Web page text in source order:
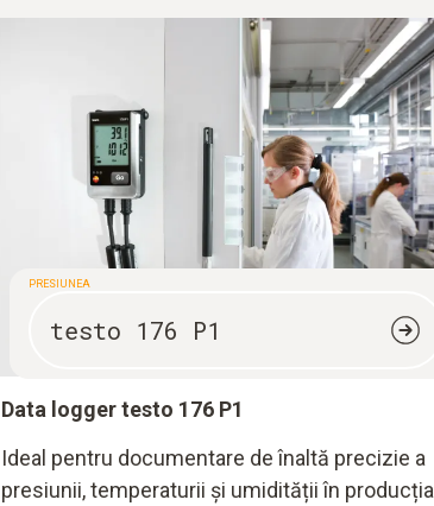
PRESIUNEA
testo 176 P1
Data logger testo 176 P1
Ideal pentru documentare de înaltă precizie a
presiunii, temperaturii și umidității în producția